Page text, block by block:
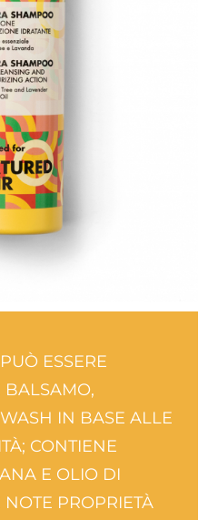
PUÒ ESSERE
BALSAMO,
IN BASE ALLE
CONTIENE
E OLIO DI
PROPRIETÀ